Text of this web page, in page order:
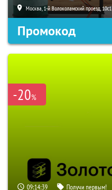
Москва, 1-й Волоколамский проезд, 10с1
Промокод
-20%
09:14:39 Получи первым!